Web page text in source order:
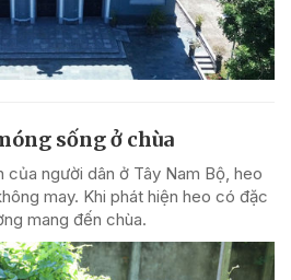
sống ở chùa
của người dân ở Tây Nam Bộ, heo
may. Khi phát hiện heo có đặc
mang đến chùa.